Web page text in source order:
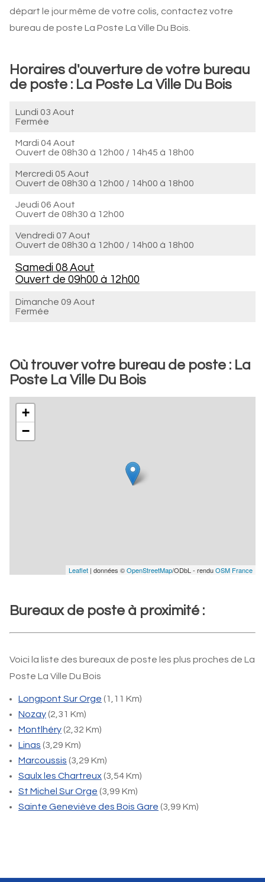
départ le jour même de votre colis, contactez votre
bureau de poste La Poste La Ville Du Bois.
Horaires d'ouverture de votre bureau
de poste : La Poste La Ville Du Bois
Lundi 03 Aout
Fermée
Mardi 04 Aout
Ouvert de 08h30 à 12h00 / 14h45 à 18h00
Mercredi 05 Aout
Ouvert de 08h30 à 12h00 / 14h00 à 18h00
Jeudi 06 Aout
Ouvert de 08h30 à 12h00
Vendredi 07 Aout
Ouvert de 08h30 à 12h00 / 14h00 à 18h00
Samedi 08 Aout
Ouvert de 09h00 à 12h00
Dimanche 09 Aout
Fermée
Où trouver votre bureau de poste : La
Poste La Ville Du Bois
+
−
Leaflet | données ©OpenStreetMap/ODbL - renduOSM France
Bureaux de poste à proximité :
Voici la liste des bureaux de poste les plus proches de La
Poste La Ville Du Bois
Longpont Sur Orge (1,11 Km)
Nozay(2,31 Km)
Montlhéry(2,32 Km)
Linas (3,29 Km)
Marcoussis (3,29 Km)
Saulx les Chartreux(3,54 Km)
St Michel Sur Orge (3,99 Km)
Sainte Geneviève des Bois Gare (3,99 Km)